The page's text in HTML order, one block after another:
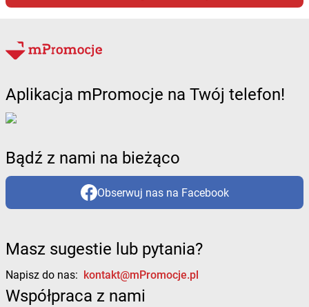
Aplikacja mPromocje na Twój telefon!
Bądź z nami na bieżąco
Obserwuj nas na Facebook
Masz sugestie lub pytania?
Napisz do nas: kontakt@mPromocje.pl
Współpraca z nami